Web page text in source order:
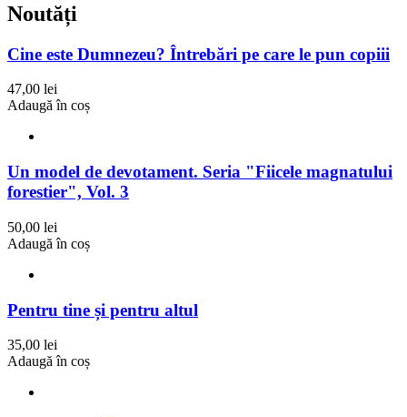
Noutăți
Cine este Dumnezeu? Întrebări pe care le pun copiii
47,00 lei
Adaugă în coș
Un model de devotament. Seria "Fiicele magnatului
forestier", Vol. 3
50,00 lei
Adaugă în coș
Pentru tine și pentru altul
35,00 lei
Adaugă în coș